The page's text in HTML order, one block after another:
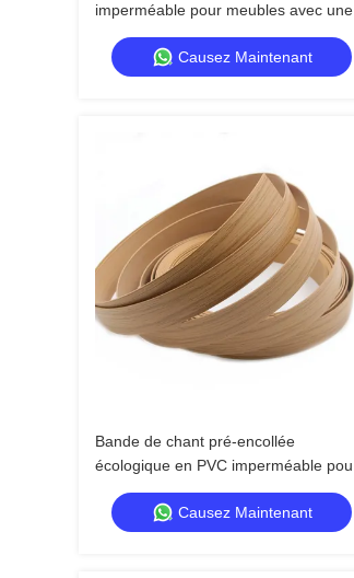
imperméable pour meubles avec une
épaisseur de 0,4 mm à 3 mm
Causez Maintenant
Bande de chant pré-encollée
écologique en PVC imperméable pour
meubles et armoires
Causez Maintenant